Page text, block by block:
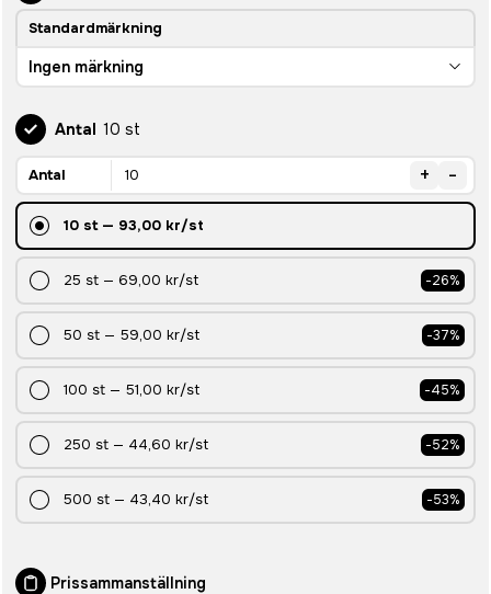
Standardmärkning
Ingen märkning
Antal 10 st
Antal + -
10 st— 93,00 kr/st
25 st — 69,00 kr/st -26%
50 st — 59,00 kr/st -37%
100 st — 51,00 kr/st -45%
250 st — 44,60 kr/st -52%
500 st — 43,40 kr/st -53%
Prissammanställning